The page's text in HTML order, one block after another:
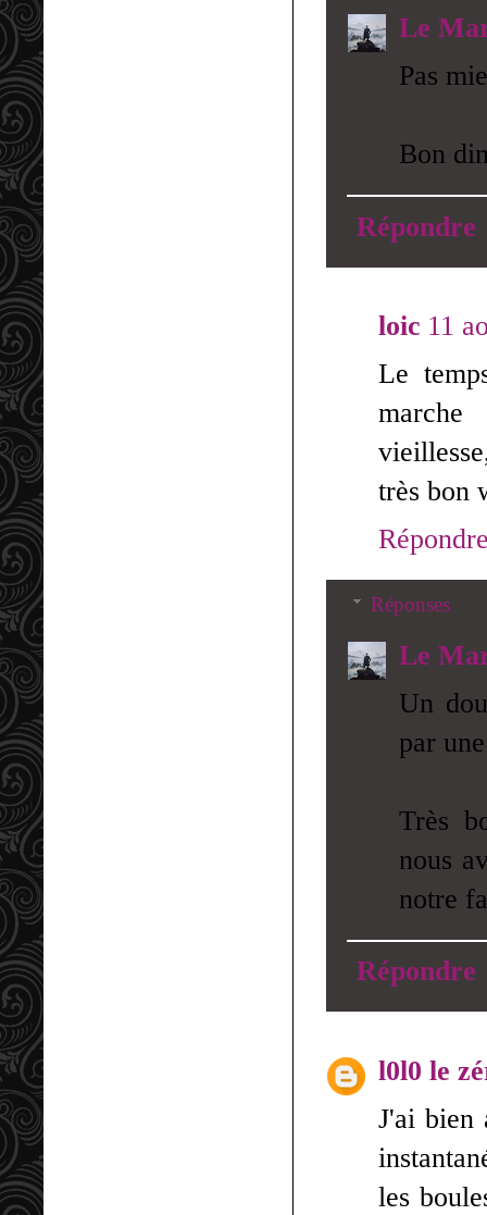
Le
Pas
Bon
Répondre
loic 11
Le
très bon
Réponses
Le
Un
par
Très
nous
notre
Répondre
l0l0 le
J'ai bien
les